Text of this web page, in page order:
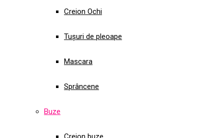
Creion Ochi
Tușuri de pleoape
Mascara
Sprâncene
Buze